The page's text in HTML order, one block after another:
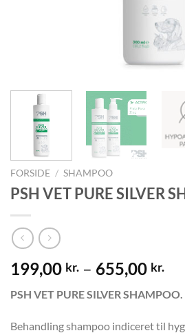
FORSIDE / SHAMPOO
PSH VET PURE SILVER
199,00 kr. – 655,00 kr.
PSH VET PURE SILVER SHAMPOO.
Behandling shampoo indiceret til